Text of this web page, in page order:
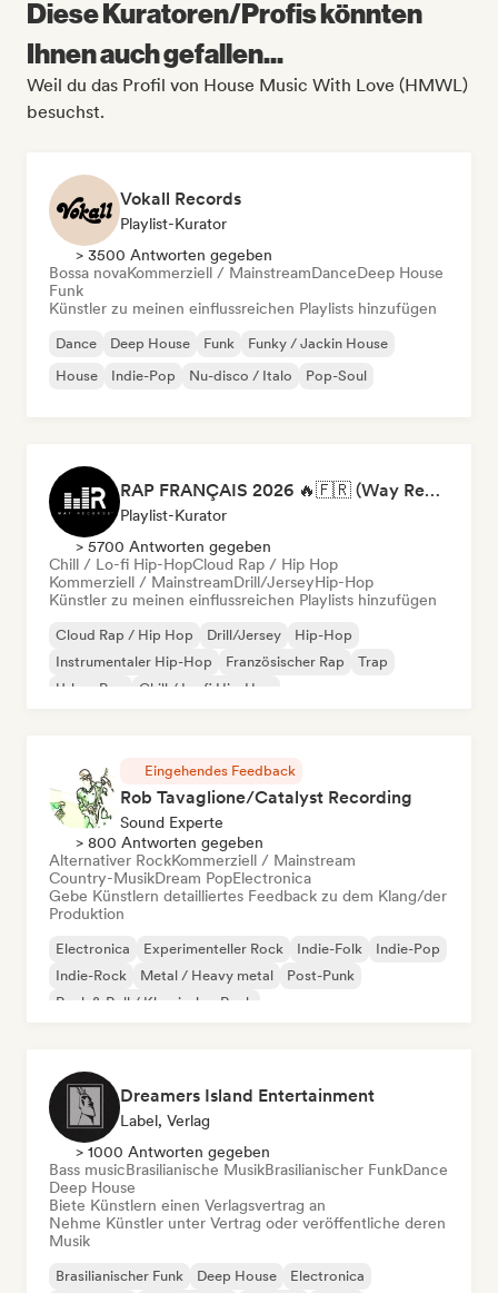
Diese Kuratoren/Profis könnten
Ihnen auch gefallen...
Weil du das Profil von House Music With Love (HMWL)
besuchst.
Vokall Records
Playlist-Kurator
> 3500 Antworten gegeben
Bossa novaKommerziell / MainstreamDanceDeep House
Funk
Künstler zu meinen einflussreichen Playlists hinzufügen
Dance Deep House Funk
Funky / Jackin House
House
Indie-Pop Nu-disco / Italo Pop-Soul
RAP FRANÇAIS 2026 🔥🇫🇷 (Way Records)
Playlist-Kurator
> 5700 Antworten gegeben
Chill / Lo-fi Hip-HopCloud Rap / Hip Hop
Kommerziell / MainstreamDrill/JerseyHip-Hop
Künstler zu meinen einflussreichen Playlists hinzufügen
Cloud Rap / Hip Hop Drill/Jersey
Hip-Hop
Instrumentaler Hip-Hop
Französischer Rap
Trap
Urban Pop
Chill / Lo-fi Hip-Hop
Eingehendes Feedback
Rob Tavaglione/Catalyst Recording
Sound Experte
> 800 Antworten gegeben
Alternativer RockKommerziell / Mainstream
Country-MusikDream PopElectronica
Gebe Künstlern detailliertes Feedback zu dem Klang/der
Produktion
Electronica Experimenteller Rock Indie-Folk
Indie-Pop
Indie-Rock
Metal / Heavy metal
Post-Punk
Rock & Roll / Klassischer Rock
Dreamers Island Entertainment
Label, Verlag
> 1000 Antworten gegeben
Bass musicBrasilianische MusikBrasilianischer FunkDance
Deep House
Biete Künstlern einen Verlagsvertrag an
Nehme Künstler unter Vertrag oder veröffentliche deren
Musik
Brasilianischer Funk Deep House
Electronica